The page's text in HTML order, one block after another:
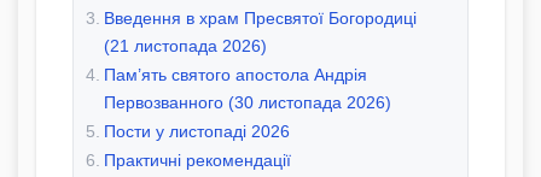
Введення в храм Пресвятої Богородиці
(21 листопада 2026)
Пам’ять святого апостола Андрія
Первозванного (30 листопада 2026)
Пости у листопаді 2026
Практичні рекомендації